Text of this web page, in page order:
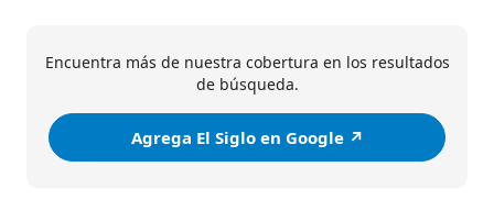
Encuentra más de nuestra cobertura en los resultados
de búsqueda.
Agrega El Siglo en Google ↗️